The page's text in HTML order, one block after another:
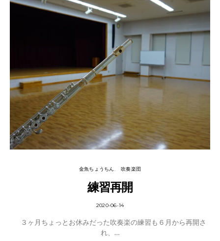
金魚ちょうちん 吹奏楽団
練習再開
2020-06-14
３ヶ月ちょっとお休みだった吹奏楽の練習も６月から再開さ
れ、…